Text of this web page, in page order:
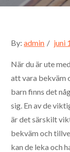
By:admin juni
När du är ute
att vara bekväm
barn finns det
sig. En av de
är det särskilt
bekväm och
kan de leka och